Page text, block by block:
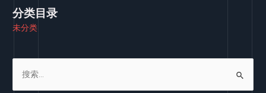
分类目录
未分类